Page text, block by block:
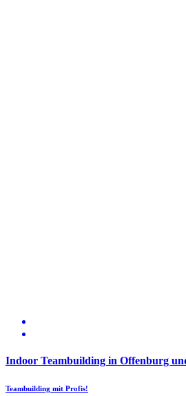
Indoor Teambuilding in Offenburg
Teambuilding mit Profis!